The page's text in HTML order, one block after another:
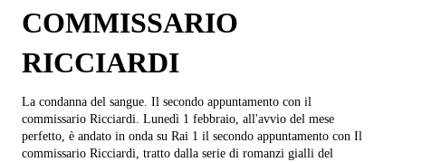
COMMISSARIO
RICCIARDI
La condanna del sangue. Il secondo appuntamento con il
commissario Ricciardi. Lunedì 1 febbraio, all'avvio del mese
perfetto, è andato in onda su Rai 1 il secondo appuntamento con Il
commissario Ricciardi, tratto dalla serie di romanzi gialli del